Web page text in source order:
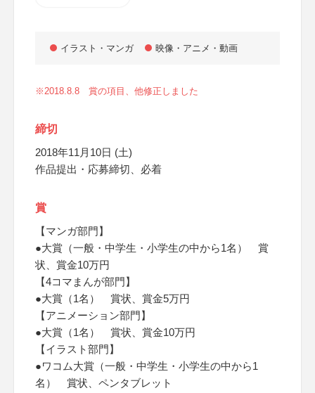
イラスト・マンガ 映像・アニメ・動画
※2018.8.8 賞の項目、他修正しました
締切
2018年11月10日 (土)
作品提出・応募締切、必着
賞
【マンガ部門】
●大賞（一般・中学生・小学生の中から1名） 賞
状、賞金10万円
【4コマまんが部門】
●大賞（1名） 賞状、賞金5万円
【アニメーション部門】
●大賞（1名） 賞状、賞金10万円
【イラスト部門】
●ワコム大賞（一般・中学生・小学生の中から1
名） 賞状、ペンタブレット